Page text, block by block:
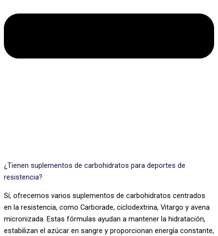
¿Tienen suplementos de carbohidratos para deportes de
resistencia?
Sí, ofrecemos varios suplementos de carbohidratos centrados
en la resistencia, como Carborade, ciclodextrina, Vitargo y avena
micronizada. Estas fórmulas ayudan a mantener la hidratación,
estabilizan el azúcar en sangre y proporcionan energía constante,